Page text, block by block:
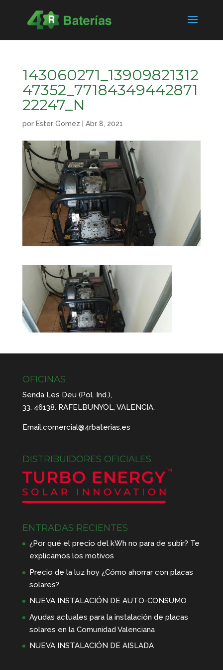
143060271_13909821312
47352_77184349442871
22247_N
por Ester Gomez Abr 8, 2021
OFICINAS
Senda Les Deu (Pol. Ind.),
33. 46138. RAFELBUNYOL, VALENCIA.
Email:comercial@4rbaterias.es
DISTRIBUIDORES OFICIALES
ENTRADAS RECIENTES
¿Por qué el precio del kWh no para de subir? Te
explicamos los motivos
Precio de la luz hoy ¿Cómo ahorrar con placas
solares?
NUEVA INSTALACIÓN DE AUTO-CONSUMO
Ayudas actuales para la instalación de placas
solares en la Comunidad Valenciana
NUEVA INSTALACIÓN DE AISLADA